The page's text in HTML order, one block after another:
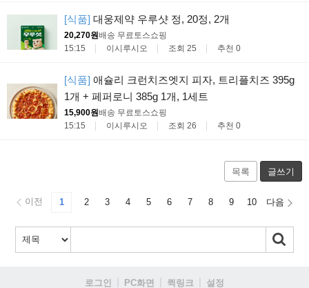
[식품] 대웅제약 우루샷 정, 20정, 2개
20,270원배송 무료토스쇼핑
15:15
이시루시오 조회 25 추천 0
[식품] 애슐리 크런치즈엣지 피자, 트리플치즈 395g
1개 + 페퍼로니 385g 1개, 1세트
15,900원배송 무료토스쇼핑
15:15
이시루시오 조회 26 추천 0
목록 글쓰기
이전 1 2 3 4 5 6 7 8 9 10 다음
로그인 PC화면 퀵링크 설정